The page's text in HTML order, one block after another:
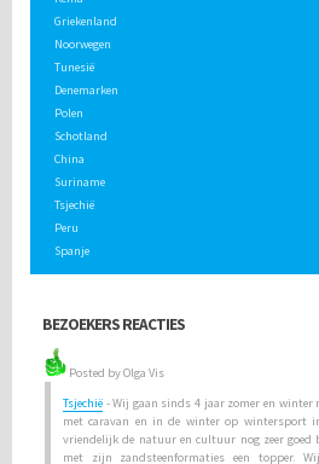
Griekenland
Noorwegen
Tunesië
Denemarken
Polen
Schotland
China
Suriname
Tsjechië
Peru
Spanje
BEZOEKERS REACTIES
Posted by Olga Vis
Tsjechië - Wij gaan sinds 4 jaar zomer en winter
met caravan en in de winter op wintersport
vriendelijk de natuur en cultuur nog zeer goed
met zijn zandsteenformaties een topper.